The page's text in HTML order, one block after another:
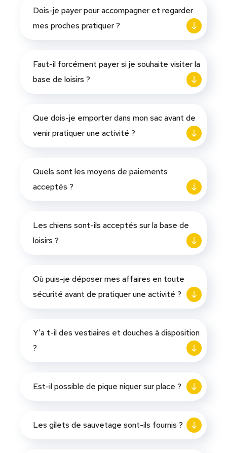
Dois-je payer pour accompagner et regarder
mes proches pratiquer ?
Faut-il forcément payer si je souhaite visiter la
base de loisirs ?
Que dois-je emporter dans mon sac avant de
venir pratiquer une activité ?
Quels sont les moyens de paiements
acceptés ?
Les chiens sont-ils acceptés sur la base de
loisirs ?
Où puis-je déposer mes affaires en toute
sécurité avant de pratiquer une activité ?
Y'a t-il des vestiaires et douches à disposition
?
Est-il possible de pique niquer sur place ?
Les gilets de sauvetage sont-ils fournis ?